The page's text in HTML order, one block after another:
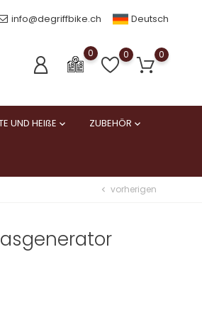
info@degriffbike.ch Deutsch
0 0 0
UND HEIßE  ZUBEHÖR 
chevron_left vorherigen